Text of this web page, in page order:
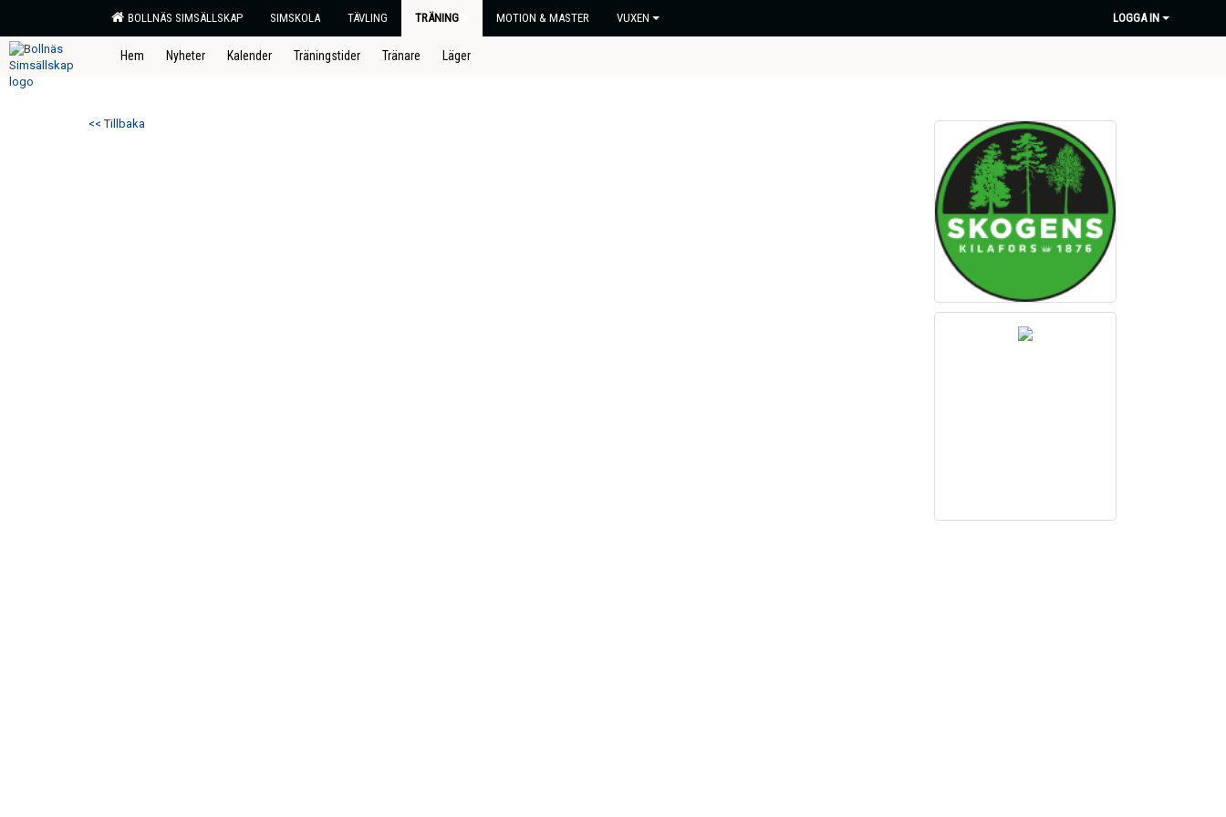
BOLLNÄS SIMSÄLLSKAP SIMSKOLA TÄVLING TRÄNING MOTION & MASTER VUXEN LOGGA IN
Hem Nyheter Kalender Träningstider Tränare Läger
<< Tillbaka